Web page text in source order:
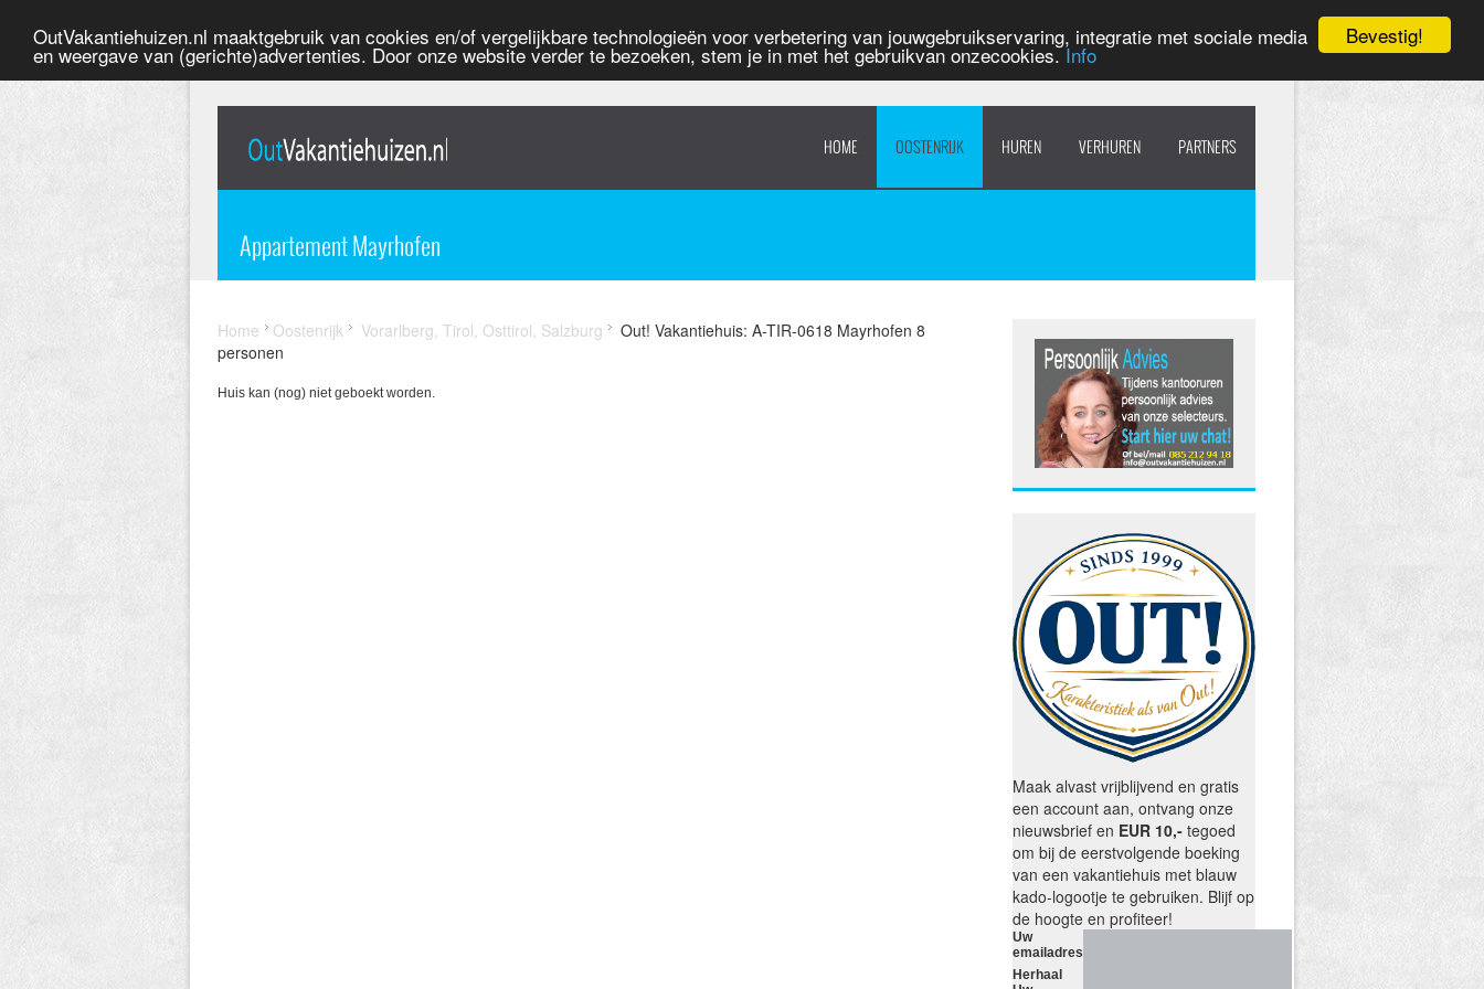
Bevestig!
OutVakantiehuizen.nl maaktgebruik van cookies en/of vergelijkbare technologieën voor verbetering van jouwgebruikservaring, integratie met sociale media
en weergave van (gerichte)advertenties. Door onze website verder te bezoeken, stem je in met het gebruikvan onzecookies.Info
HOME OOSTENRIJK HUREN VERHUREN PARTNERS
Appartement Mayrhofen
Home Oostenrijk Vorarlberg, Tirol, Osttirol, Salzburg
Out! Vakantiehuis: A-TIR-0618 Mayrhofen 8
personen
Huis kan (nog) niet geboekt worden.
Maak alvast vrijblijvend en gratis
een account aan, ontvang onze
nieuwsbrief en EUR 10,- tegoed
om bij de eerstvolgende boeking
van een vakantiehuis met blauw
kado-logootje te gebruiken. Blijf op
de hoogte en profiteer!
Uw
emailadres
Herhaal